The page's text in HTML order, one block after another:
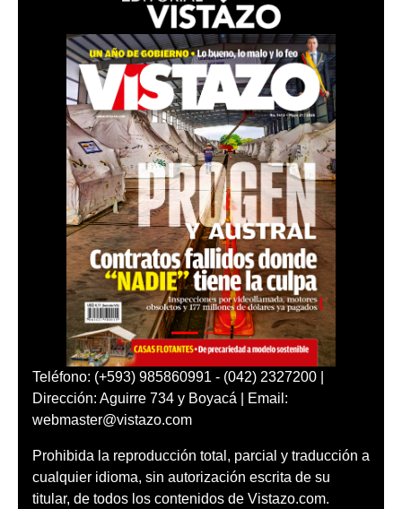
Teléfono: (+593) 985860991 - (042) 2327200 |
Dirección: Aguirre 734 y Boyacá | Email:
webmaster@vistazo.com
Prohibida la reproducción total, parcial y traducción a
cualquier idioma, sin autorización escrita de su
titular, de todos los contenidos de Vistazo.com.